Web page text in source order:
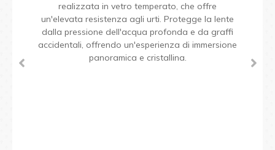
realizzata in vetro temperato, che offre
un'elevata resistenza agli urti. Protegge la lente
dalla pressione dell'acqua profonda e da graffi
accidentali, offrendo un'esperienza di immersione
panoramica e cristallina.